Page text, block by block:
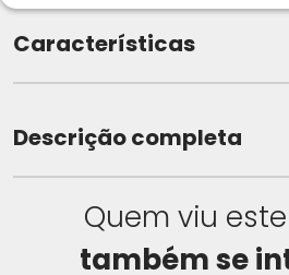
Características
Descrição completa
Quem viu
também se